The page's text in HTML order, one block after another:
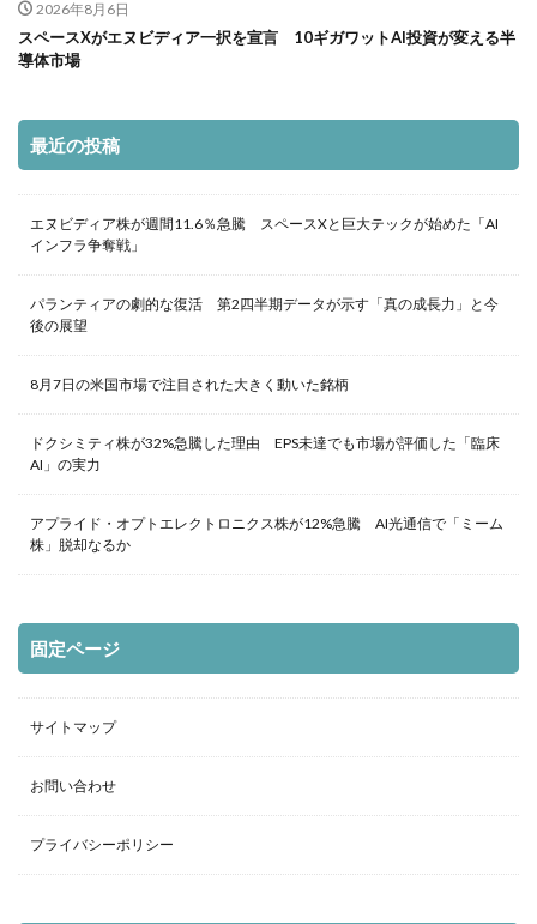
2026年8月6日
スペースXがエヌビディア一択を宣言 10ギガワットAI投資が変える半
導体市場
最近の投稿
エヌビディア株が週間11.6％急騰 スペースXと巨大テックが始めた「AI
インフラ争奪戦」
パランティアの劇的な復活 第2四半期データが示す「真の成長力」と今
後の展望
8月7日の米国市場で注目された大きく動いた銘柄
ドクシミティ株が32%急騰した理由 EPS未達でも市場が評価した「臨床
AI」の実力
アプライド・オプトエレクトロニクス株が12%急騰 AI光通信で「ミーム
株」脱却なるか
固定ページ
サイトマップ
お問い合わせ
プライバシーポリシー